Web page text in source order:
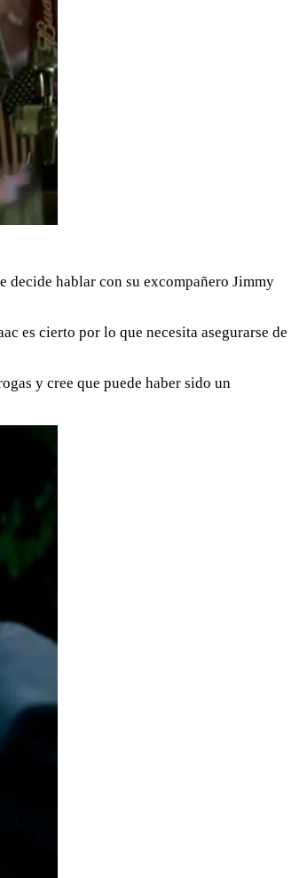
decide hablar con su excompañero Jimmy
es cierto por lo que necesita asegurarse de
y cree que puede haber sido un